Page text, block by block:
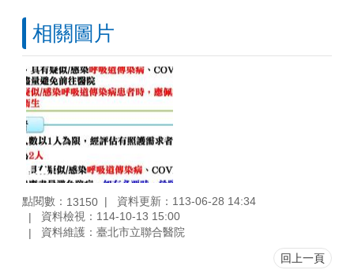
相關圖片
點閱數： 13150
資料更新：113-06-28 14:34
資料檢視：114-10-13 15:00
資料維護：臺北市立聯合醫院
回上一頁